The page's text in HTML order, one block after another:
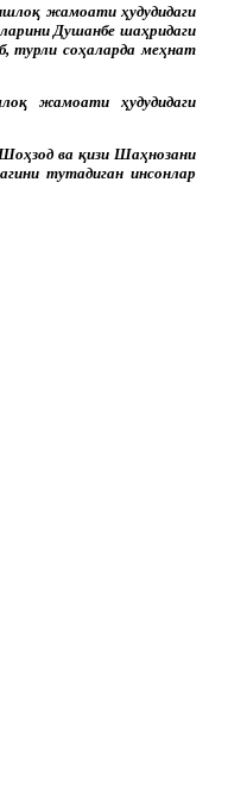
жамоати ҳудудидаги
Душанбе шаҳридаги
турли соҳаларда меҳнат
жамоати ҳудудидаги
ва қизи Шаҳнозани
тутадиган инсонлар